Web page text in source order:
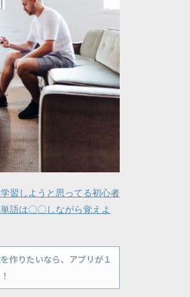
習しようと思ってる初心者
語は〇〇しながら覚えよ
作りたいなら、アプリが１